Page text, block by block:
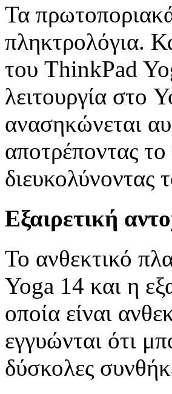
Τα
πληκτρολόγια.
του ThinkPad
λειτουργία στο
ανασηκώνεται
αποτρέποντας
διευκολύνοντας
Εξαιρετική
Το ανθεκτικό
Yoga 14 και η
οποία είναι
εγγυώνται ότι
δύσκολες